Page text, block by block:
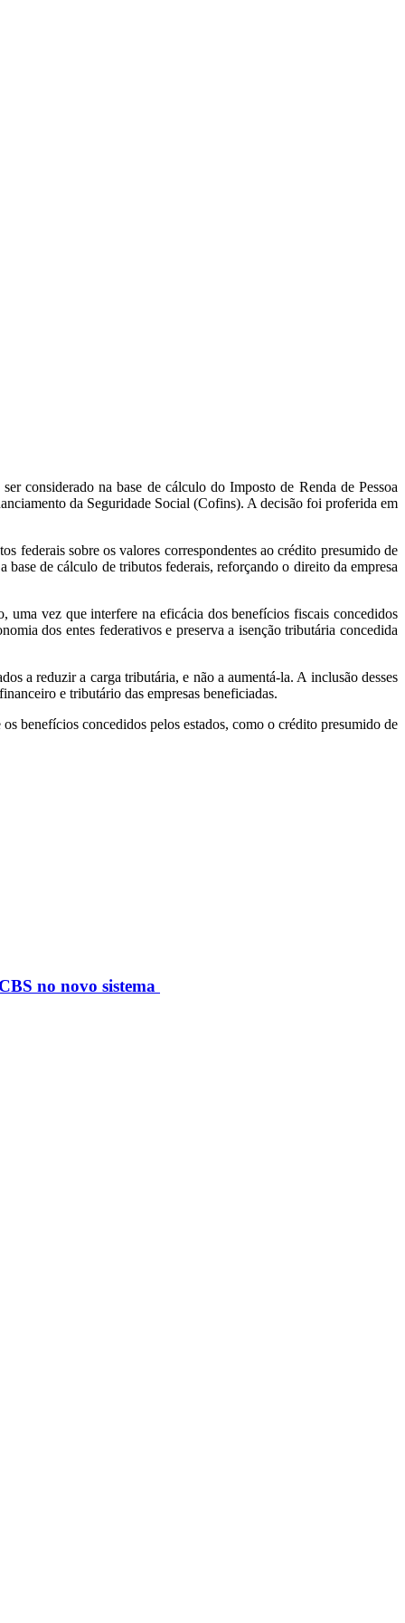
considerado na base de cálculo do Imposto de Renda de Pessoa
da Seguridade Social (Cofins). A decisão foi proferida em
federais sobre os valores correspondentes ao crédito presumido de
de cálculo de tributos federais, reforçando o direito da empresa
uma vez que interfere na eficácia dos benefícios fiscais concedidos
dos entes federativos e preserva a isenção tributária concedida
a reduzir a carga tributária, e não a aumentá-la. A inclusão desses
e tributário das empresas beneficiadas.
benefícios concedidos pelos estados, como o crédito presumido de
no novo sistema